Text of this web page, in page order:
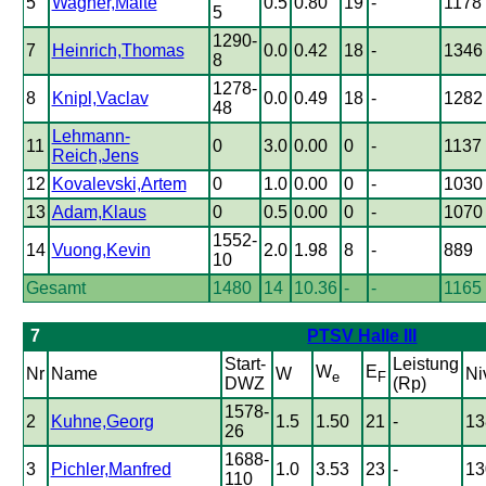
5
7 Heinrich,Thomas
1290-
8
0.0 0.42 18 - 1346
8 Knipl,Vaclav
1278-
48
0.0 0.49 18 - 1282
11
Lehmann-
Reich,Jens
0 3.0 0.00 0 - 1137
12 Kovalevski,Artem 0 1.0 0.00 0 -
1030
13 Adam,Klaus 0 0.5 0.00 0 - 1070
14 Vuong,Kevin
1552-
10
2.0 1.98 8 - 889
Gesamt 1480 14 10.36 - - 1165
7 PTSV Halle III
Nr Name
Start-
DWZ
W We E F
Leistung
(Rp)
2 Kuhne,Georg
1578-
26
1.5 1.50 21 -
3 Pichler,Manfred
1688-
110
1.0 3.53 23 -